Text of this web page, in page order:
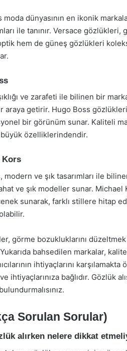
moda dünyasının en ikonik
ile tanınır. Versace
hem de güneş gözlükleri
ve zarafeti ile bilinen bir
araya getirir. Hugo Boss
bir görünüm sunar. Kaliteli
büyük özelliklerindendir.
Kors
modern ve şık tasarımları ile
ve şık modeller sunar.
sunarak, farklı stillere hitap
görme bozukluklarını
bahsedilen markalar,
ihtiyaçlarını
ihtiyaçlarınıza bağlıdır. Gözlük
Sorulan Sorular)
alırken nelere dikkat